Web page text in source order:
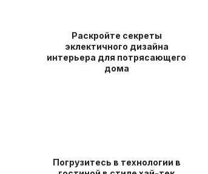
Раскройте секреты
эклектичного дизайна
интерьера для потрясающего
дома
Погрузитесь в технологии в